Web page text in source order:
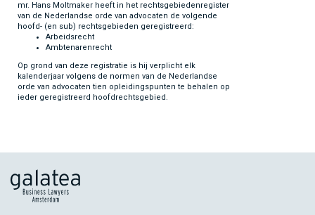
mr. Hans Moltmaker heeft in het rechtsgebiedenregister
van de Nederlandse orde van advocaten de volgende
hoofd- (en sub) rechtsgebieden geregistreerd:
Arbeidsrecht
Ambtenarenrecht
Op grond van deze registratie is hij verplicht elk
kalenderjaar volgens de normen van de Nederlandse
orde van advocaten tien opleidingspunten te behalen op
ieder geregistreerd hoofdrechtsgebied.